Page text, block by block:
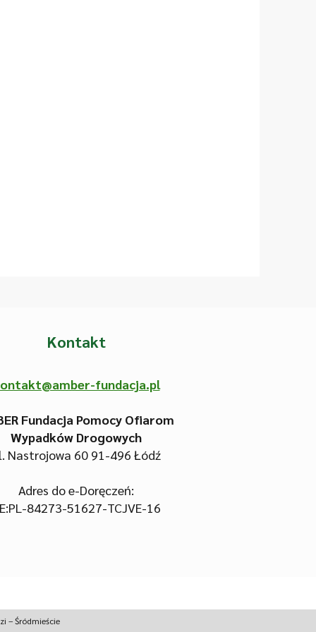
Kontakt
fundacja.pl
Fundacja Pomocy Ofiarom
Wypadków Drogowych
Nastrojowa 60 91-496 Łódź
Adres do e-Doręczeń:
84273-51627-TCJVE-16
– Śródmieście